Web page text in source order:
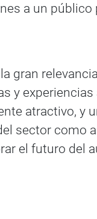
a un público
y
atractivo, y
sector como
el futuro del